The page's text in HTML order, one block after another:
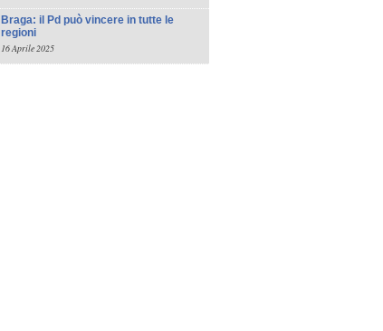
Braga: il Pd può vincere in tutte le
regioni
16 Aprile 2025